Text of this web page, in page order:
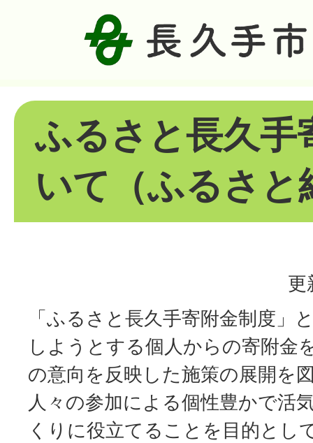
ふるさと長久手
いて（ふるさと
更
「ふるさと長久手寄附金制度」
しようとする個人からの寄附金
の意向を反映した施策の展開を
人々の参加による個性豊かで活
くりに役立てることを目的とし